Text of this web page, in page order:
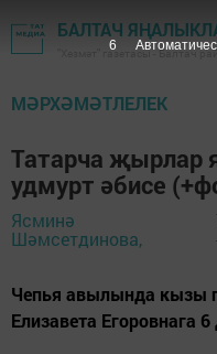
БАЛТАЧ
"Хезмәт" газетасы - Балтач
МӘРХӘМӘТЛЕЛЕК
Татарча җырлар
удмурт әбисе
Ясминә
Шәмсетдинова,
Чепья авылында кызы
Елизавета Егоровнага
5